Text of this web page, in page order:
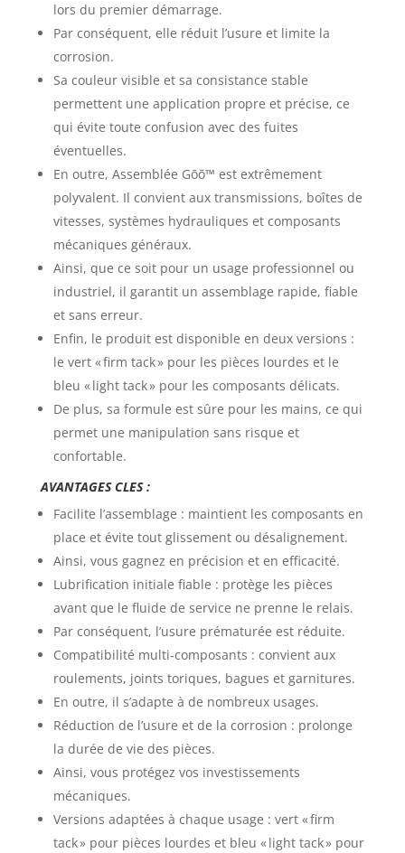
lors du premier démarrage.
Par conséquent, elle réduit l’usure et limite la
corrosion.
Sa couleur visible et sa consistance stable
permettent une application propre et précise, ce
qui évite toute confusion avec des fuites
éventuelles.
En outre, Assemblée Gōō™ est extrêmement
polyvalent. Il convient aux transmissions, boîtes de
vitesses, systèmes hydrauliques et composants
mécaniques généraux.
Ainsi, que ce soit pour un usage professionnel ou
industriel, il garantit un assemblage rapide, fiable
et sans erreur.
Enfin, le produit est disponible en deux versions :
le vert « firm tack » pour les pièces lourdes et le
bleu « light tack » pour les composants délicats.
De plus, sa formule est sûre pour les mains, ce qui
permet une manipulation sans risque et
confortable.
AVANTAGES CLES :
Facilite l’assemblage : maintient les composants en
place et évite tout glissement ou désalignement.
Ainsi, vous gagnez en précision et en efficacité.
Lubrification initiale fiable : protège les pièces
avant que le fluide de service ne prenne le relais.
Par conséquent, l’usure prématurée est réduite.
Compatibilité multi-composants : convient aux
roulements, joints toriques, bagues et garnitures.
En outre, il s’adapte à de nombreux usages.
Réduction de l’usure et de la corrosion : prolonge
la durée de vie des pièces.
Ainsi, vous protégez vos investissements
mécaniques.
Versions adaptées à chaque usage : vert « firm
tack » pour pièces lourdes et bleu « light tack » pour